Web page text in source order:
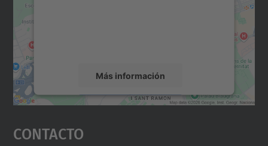
Más información
Aceptar
powered by
Contacto